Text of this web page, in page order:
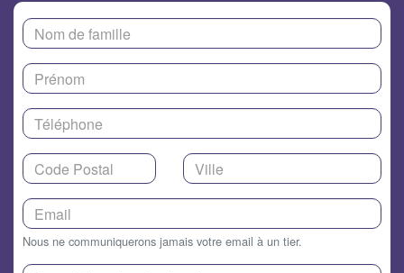
Nous ne communiquerons jamais votre email à un tier.